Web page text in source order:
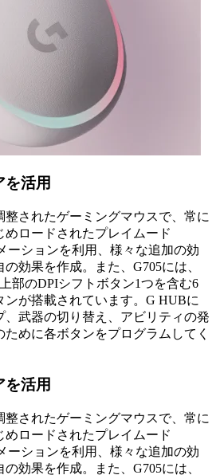
活用
整されたゲーミングマウスで、常に
ロードされたプレイムード
ーションを利用、様々な追加の効
効果を作成。また、G705には、
部のDPIシフトボタン1つを含む6
が搭載されています。G HUBに
、武器の切り替え、アビリティの発
めに各ボタンをプログラムしてく
活用
整されたゲーミングマウスで、常に
ロードされたプレイムード
ーションを利用、様々な追加の効
効果を作成。また、G705には、